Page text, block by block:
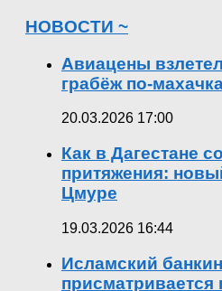
НОВОСТИ ~
Авиацены
грабёж по-
20.03.2026 17:00
Как в Дагестане
притяжения:
Цмуре
19.03.2026 16:44
Исламский
присматривается